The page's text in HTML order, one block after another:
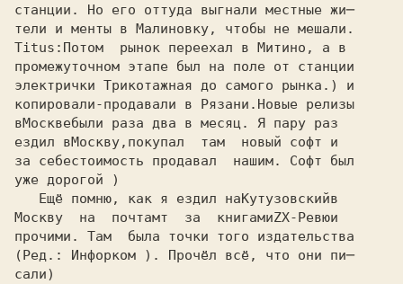
станции. Но его оттуда выгнали местные жи─
тели и менты в Малиновку, чтобы не мешали.
Titus:
промежуточном этапе был на поле от станции
электрички Трикотажная до самого рынка.) и
копировали-продавали в Рязани.Новые релизы
вМосквебыли раза два в месяц. Я пару раз
ездил вМоскву, покупал  там  новый софт и
за себестоимость продавал  нашим. Софт был
уже дорогой )
   Ещё помню, как я ездил на
Кутузовскийв
Москву  на  почтамт  за  книгамиZX-Ревюи
прочими. Там  была точки того издательства
(Ред.: Инфорком ). Прочёл всё, что они пи─
сали)